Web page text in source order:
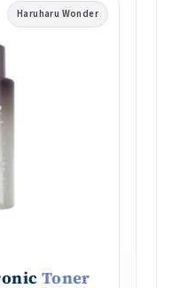
Haruharu Wonder
Toner